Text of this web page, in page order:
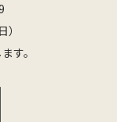
す。